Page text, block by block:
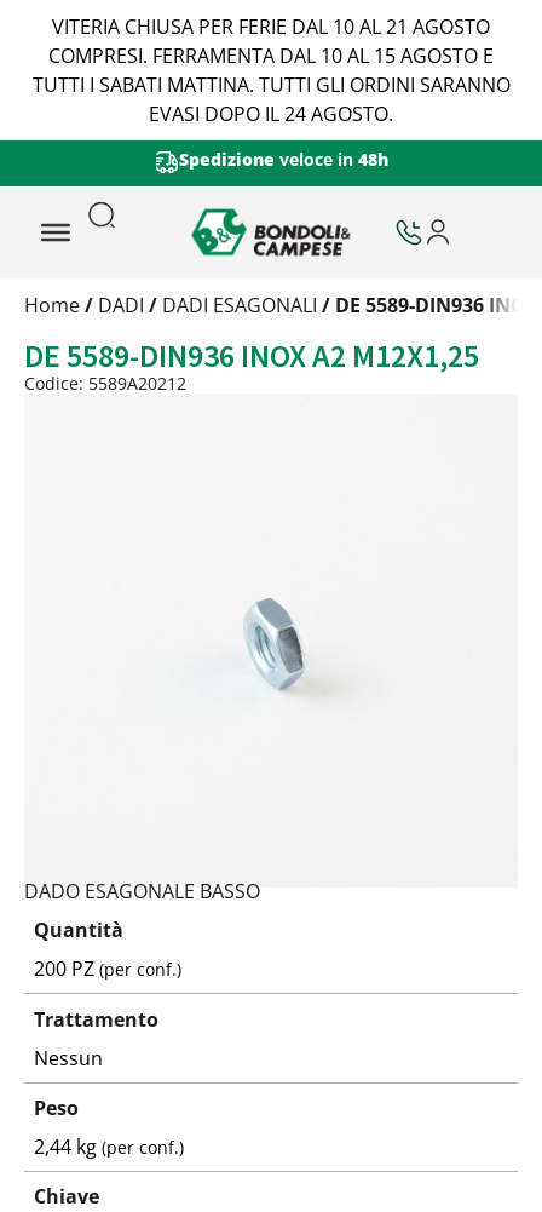
VITERIA CHIUSA PER FERIE DAL 10 AL 21 AGOSTO
COMPRESI. FERRAMENTA DAL 10 AL 15 AGOSTO E
TUTTI I SABATI MATTINA. TUTTI GLI ORDINI SARANNO
EVASI DOPO IL 24 AGOSTO.
Spedizione veloce in 48h
Trattamento
Peso
Quantità
Home/ DADI / DADI ESAGONALI / DE 5589-DIN936
DE 5589-DIN936 INOX A2 M12X1,25
Codice: 5589A20212
DADO ESAGONALE BASSO
Quantità
200 PZ(per conf.)
Trattamento
Nessun
Peso
2,44 kg(per conf.)
Chiave